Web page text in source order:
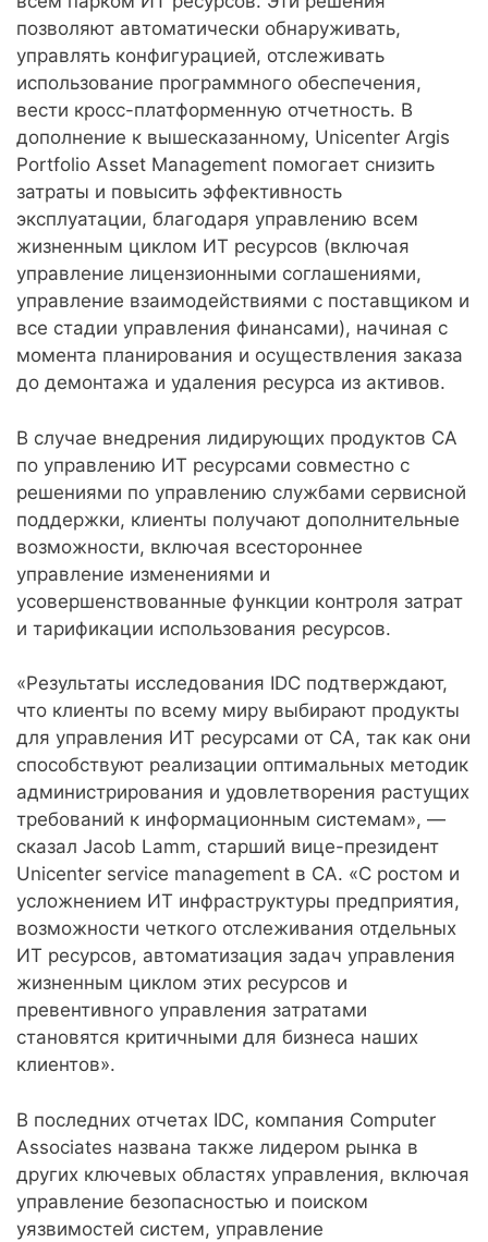
позволяют автоматически обнаруживать,
управлять конфигурацией, отслеживать
использование программного обеспечения,
вести кросс-платформенную отчетность. В
дополнение к вышесказанному, Unicenter Argis
Portfolio Asset Management помогает снизить
затраты и повысить эффективность
эксплуатации, благодаря управлению всем
жизненным циклом ИТ ресурсов (включая
управление лицензионными соглашениями,
управление взаимодействиями с поставщиком и
все стадии управления финансами), начиная с
момента планирования и осуществления заказа
до демонтажа и удаления ресурса из активов.
В случае внедрения лидирующих продуктов CA
по управлению ИТ ресурсами совместно с
решениями по управлению службами сервисной
поддержки, клиенты получают дополнительные
возможности, включая всестороннее
управление изменениями и
усовершенствованные функции контроля затрат
и тарификации использования ресурсов.
«Результаты исследования IDC подтверждают,
что клиенты по всему миру выбирают продукты
для управления ИТ ресурсами от CA, так как они
способствуют реализации оптимальных методик
администрирования и удовлетворения растущих
требований к информационным системам», —
сказал Jacob Lamm, старший вице-президент
Unicenter service management в CA. «С ростом и
усложнением ИТ инфраструктуры предприятия,
возможности четкого отслеживания отдельных
ИТ ресурсов, автоматизация задач управления
жизненным циклом этих ресурсов и
превентивного управления затратами
становятся критичными для бизнеса наших
клиентов».
В последних отчетах IDC, компания Computer
Associates названа также лидером рынка в
других ключевых областях управления, включая
управление безопасностью и поиском
уязвимостей систем, управление